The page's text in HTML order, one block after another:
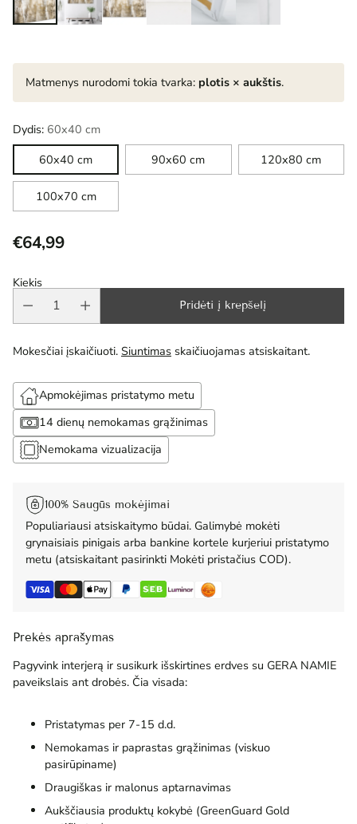
Matmenys nurodomi tokia tvarka: plotis × aukštis.
Dydis: 60x40 cm
60x40 cm
90x60 cm 120x80 cm
100x70 cm
Reguliari
kaina
€64,99
Kiekis
Pridėti į krepšelį
Mokesčiai įskaičiuoti. Siuntimas skaičiuojamas atsiskaitant.
Apmokėjimas pristatymo metu
14 dienų nemokamas grąžinimas
Nemokama vizualizacija
100% Saugūs mokėjimai
Populiariausi atsiskaitymo būdai. Galimybė mokėti
grynaisiais pinigais arba bankine kortele kurjeriui pristatymo
metu (atsiskaitant pasirinkti Mokėti pristačius COD).
Prekės aprašymas
Pagyvink interjerą ir susikurk išskirtines erdves su GERA NAMIE
paveikslais ant drobės. Čia visada:
Pristatymas per 7-15 d.d.
Nemokamas ir paprastas grąžinimas (viskuo
pasirūpiname)
Draugiškas ir malonus aptarnavimas
Aukščiausia produktų kokybė (GreenGuard Gold